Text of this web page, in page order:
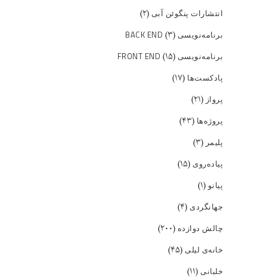
انتشارات پنگوئن آبی (۲)
برنامه‌نویسی BACK END (۳)
برنامه‌نویسی FRONT END (۱۵)
پادکست‌ها (۱۷)
پرواز (۲۱)
پروژه‌ها (۴۳)
پلیمر (۳)
پیاده‌روی (۱۵)
پیانو(۱)
جهانگردی (۴)
چالش دوازده (۲۰۰)
خانه‌ی لیلی (۴۵)
خلبانی (۱۱)